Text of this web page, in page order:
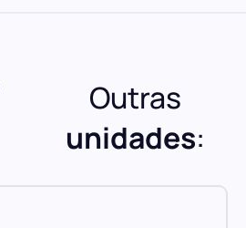
Outras
unidades: